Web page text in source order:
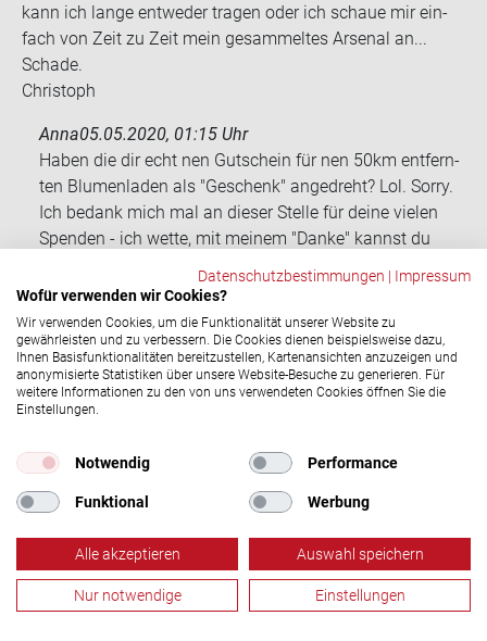
kann ich lange ent­we­der tra­gen oder ich schaue mir ein­
fach von Zeit zu Zeit mein ge­sam­mel­tes Ar­se­nal an...
Scha­de.
Chris­toph
Anna05.05.2020, 01:15 Uhr
Haben die dir echt nen Gut­schein für nen 50km ent­fern­
ten Blu­men­la­den als "Ge­schenk" an­ge­dreht? Lol. Sorry.
Ich be­dank mich mal an die­ser Stel­le für deine vie­len
Spen­den - ich wette, mit mei­nem "Danke" kannst du
Tanja15.05.2020, 11:14 Uhr
Hallo,
Ich habe sehr freund­lich meine erste Tasse er­hal­ten und
kann damit de­fi­ni­tiv mehr an­fan­gen als mit einer Eh­ren­na­
del.
mehr ge­freut!
Dana
06.08.2020, 07:30 Uhr
Hallo,
Scha­de dass das Sys­tem der Eh­rung von 1999 ge­än­dert
wurde. Bitte ver­steht mich nicht falsch, gro­ßes Lob an die
Künst­ler.
Datenschutzbestimmungen | Impressum
Wofür verwenden wir Cookies?
Wir verwenden Cookies, um die Funktionalität unserer Website zu
gewährleisten und zu verbessern. Die Cookies dienen beispielsweise dazu,
Ihnen Basisfunktionalitäten bereitzustellen, Kartenansichten anzuzeigen und
anonymisierte Statistiken über unsere Website-Besuche zu generieren. Für
weitere Informationen zu den von uns verwendeten Cookies öffnen Sie die
Einstellungen.
Notwendig Performance
Funktional Werbung
Alle akzeptieren Auswahl speichern
Nur notwendige Einstellungen